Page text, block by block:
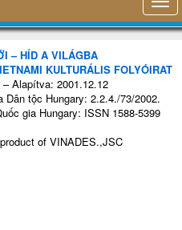
– HÍD A VILÁGBA
KULTURÁLIS FOLYÓIRAT
Alapítva: 2001.12.12
tộc Hungary: 2.2.4./73/2002.
gia Hungary: ISSN 1588-5399
of VINADES.,JSC